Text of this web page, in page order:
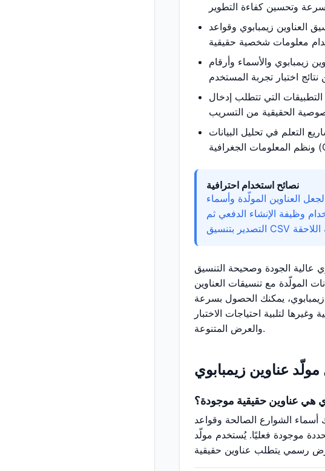
العناوين زيمبابوي وقواعد
زيمبابوي والأسماء وأرقام
التطبيقات التي تتطلب إدخال
التعلم في تحليل البيانات
نصائح استخدام احترافية
العناوين المولّدة وأسماء
وظيفة الإنشاء الدفعي ثم
عالية الجودة وصحيحة التنسيق
المولّدة مع تنسيقات العناوين
زيمبابوي، يمكنك الحصول بسرعة
لتلبية احتياجات الاختبار
والعرض المتنوعة.
مولّد عناوين زيمبابوي
هي عناوين حقيقية موجودة؟
أسماء الشوارع الصالحة وقواعد
موجودة فعليًا. يُستخدم مولّد